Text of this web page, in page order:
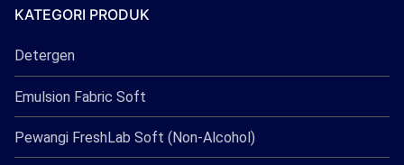
KATEGORI PRODUK
Detergen
Emulsion Fabric Soft
Pewangi FreshLab Soft (Non-Alcohol)